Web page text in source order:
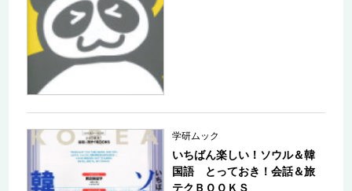
学研ムック
いちばん楽しい！ソウル＆韓
国語 とっておき！会話＆旅
テクＢＯＯＫＳ